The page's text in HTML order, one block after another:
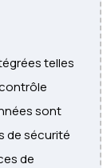
telles
sont
de sécurité
de